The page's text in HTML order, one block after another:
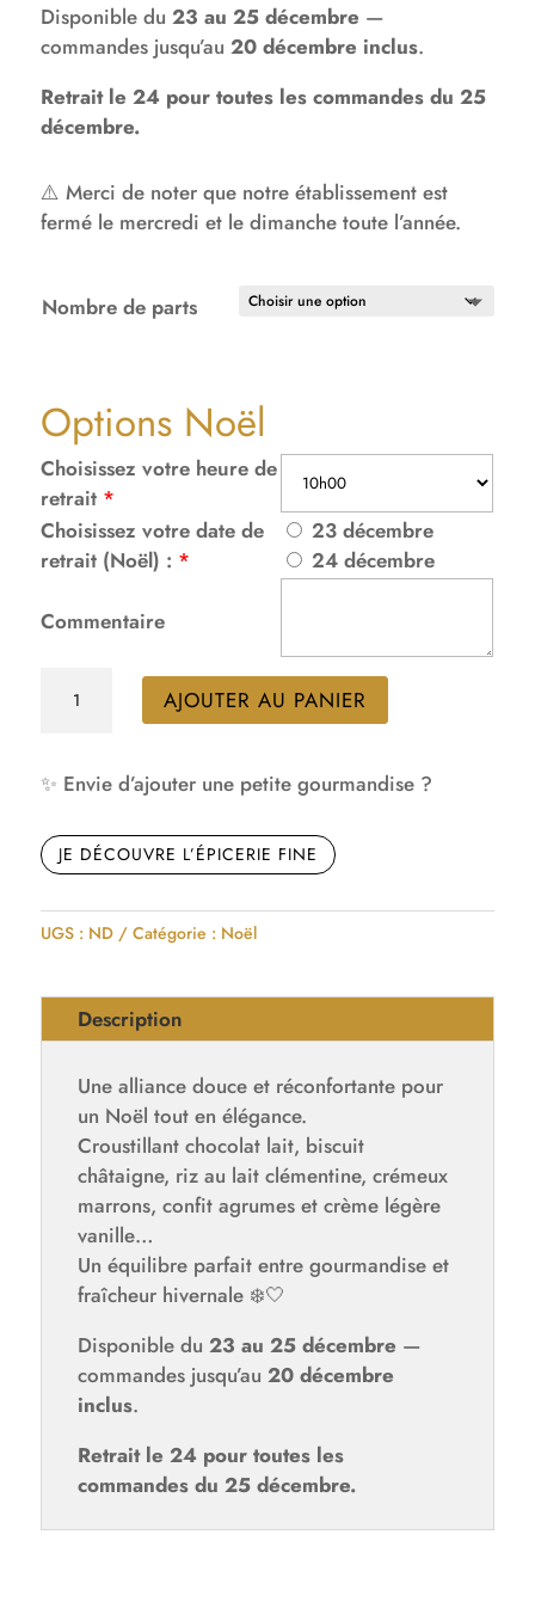
Disponible du 23 au 25 décembre —
commandes jusqu’au 20 décembre inclus.
Retrait le 24 pour toutes les commandes du 25
décembre.
⚠️ Merci de noter que notre établissement est
fermé le mercredi et le dimanche toute l’année.
Nombre de parts
Options Noël
Choisissez votre heure de
retrait *
Choisissez votre date de
retrait (Noël) : *
23 décembre
24 décembre
Commentaire
Buche
Marrons
Clémentine
AJOUTER AU PANIER
✨ Envie d’ajouter une petite gourmandise ?
JE DÉCOUVRE L’ÉPICERIE FINE
UGS : ND Catégorie : Noël
Description
Une alliance douce et réconfortante pour
un Noël tout en élégance.
Croustillant chocolat lait, biscuit
châtaigne, riz au lait clémentine, crémeux
marrons, confit agrumes et crème légère
vanille…
Un équilibre parfait entre gourmandise et
fraîcheur hivernale ❄️🤍
Disponible du 23 au 25 décembre —
commandes jusqu’au 20 décembre
inclus.
Retrait le 24 pour toutes les
commandes du 25 décembre.